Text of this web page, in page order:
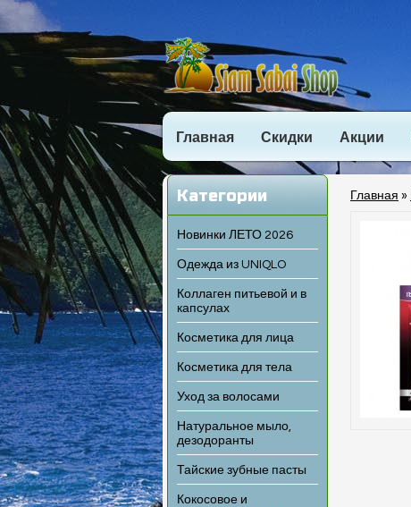
Главная Скидки Акции
Категории
Новинки ЛЕТО 2026
Одежда из UNIQLO
Коллаген питьевой и в
капсулах
Косметика для лица
Косметика для тела
Уход за волосами
Натуральное мыло,
дезодоранты
Тайские зубные пасты
Кокосовое и
Главная »